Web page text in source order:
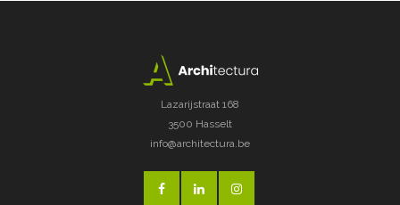
Lazarijstraat 168
3500 Hasselt
info@architectura.be